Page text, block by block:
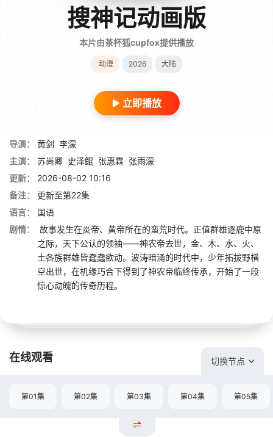
搜神记动画版
本片由茶杯狐cupfox提供播放
动漫 2026 大陆
立即播放
导演： 黄剑 李濛
主演：
苏尚卿 史泽鲲 张惠霖 张雨濛
更新：
2026-08-02 10:16
备注：
更新至第22集
语言：
国语
剧情：
故事发生在炎帝、黄帝所在的蛮荒时代。正值群雄逐鹿中原
之际，天下公认的领袖——神农帝去世，金、木、水、火、
土各族群雄皆蠢蠢欲动。波涛暗涌的时代中，少年拓拔野横
空出世，在机缘巧合下得到了神农帝临终传承，开始了一段
惊心动魄的传奇历程。
在线观看 切换节点
第01集 第02集 第03集 第04集 第05集